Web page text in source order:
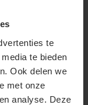
te
te bieden
Ook delen we
met onze
analyse. Deze